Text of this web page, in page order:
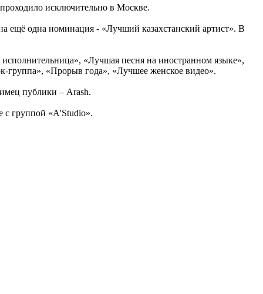
исключительно в Москве.
ещё одна номинация - «Лучший казахстанский артист». В
«Лучшая песня на иностранном языке»,
«Прорыв года», «Лучшее женское видео».
публики – Arash.
с группой «А'Studio».